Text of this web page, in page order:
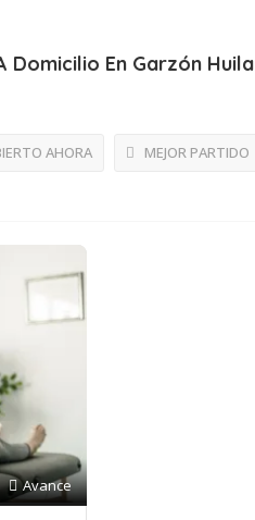
Domicilio En Garzón Huila
AHORA
MEJOR PARTIDO
Avance